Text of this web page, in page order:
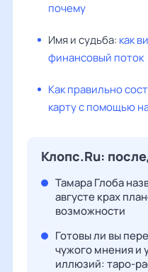
почему
Имя и судьба: как
финансовый поток
Как правильно
карту с помощью
Клопс.Ru:
Тамара Глоба
августе крах
возможности
Готовы ли вы
чужого мнения и
иллюзий: таро-